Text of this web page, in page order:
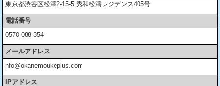
東京都渋谷区松濤2-15-5 秀和松濤レジデンス405号
電話番号
0570-088-354
メールアドレス
nfo@okanemoukeplus.com
IPアドレス